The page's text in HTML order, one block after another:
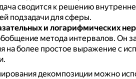
сводится к решению
подзадачи для сферы.
и логарифмических
метода интервалов. Он
на более простое выражение с
декомпозиции можно